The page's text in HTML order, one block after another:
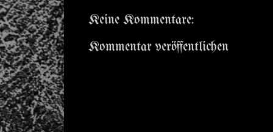
Keine Kommentare:
Kommentar veröffentlichen